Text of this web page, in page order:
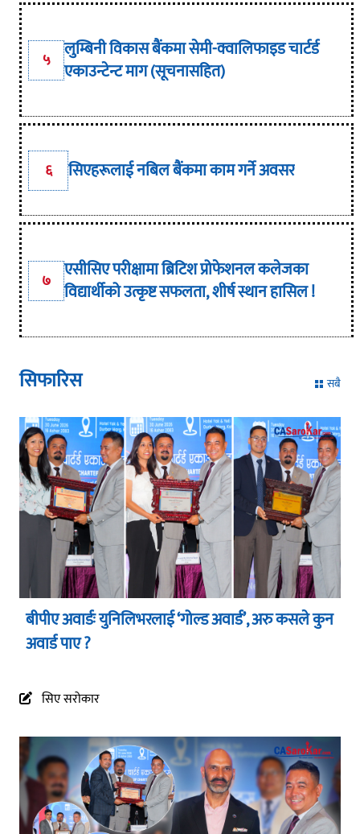
५ लुम्बिनी विकास बैंकमा सेमी-क्वालिफाइड चार्टर्ड
एकाउन्टेन्ट माग (सूचनासहित)
६ सिएहरूलाई नबिल बैंकमा काम गर्ने अवसर
७ एसीसिए परीक्षामा ब्रिटिश प्रोफेशनल कलेजका
विद्यार्थीको उत्कृष्ट सफलता, शीर्ष स्थान हासिल !
सिफारिस सबै
बीपीए अवार्डः युनिलिभरलाई ‘गोल्ड अवार्ड’, अरु कसले कुन
अवार्ड पाए ?
सिए सरोकार